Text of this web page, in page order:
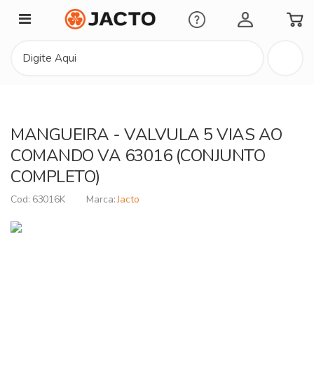
Minha Conta
MANGUEIRA - VALVULA 5 VIAS AO
COMANDO VA 63016 (CONJUNTO
COMPLETO)
63016K Jacto